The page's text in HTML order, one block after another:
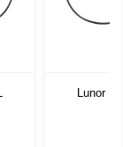
Lunor